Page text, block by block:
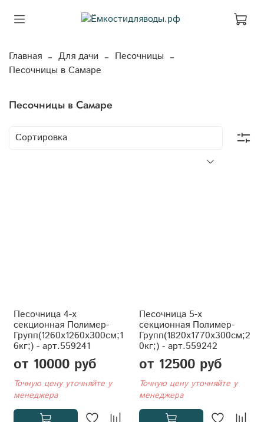
Главная Для дачи
Песочницы
Песочницы в Самаре
Песочницы в Самаре
Песочница 4-х
секционная Полимер-
Групп(1260x1260x300см;1
6кг;) - арт.559241
от 10000 руб
Точную цену уточняйте у
менеджера
Песочница 5-х
секционная Полимер-
Групп(1820x1770x300см;2
0кг;) - арт.559242
от 12500 руб
Точную цену уточняйте у
менеджера